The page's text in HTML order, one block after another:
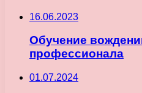
16.06.2023
Обучение
профессионала
01.07.2024